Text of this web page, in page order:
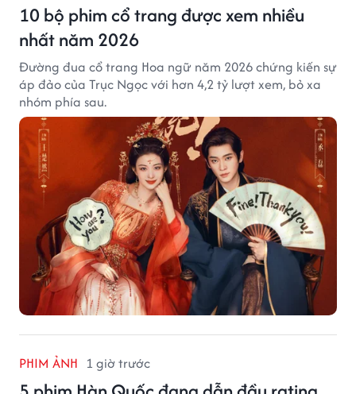
10 bộ phim cổ trang được xem nhiều
nhất năm 2026
Đường đua cổ trang Hoa ngữ năm 2026 chứng kiến sự
áp đảo của Trục Ngọc với hơn 4,2 tỷ lượt xem, bỏ xa
nhóm phía sau.
PHIM ẢNH 1 giờ trước